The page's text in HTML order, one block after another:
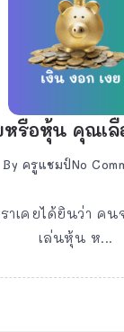
หรือหุ้น คุณเลื
By ครูแชมป์ No
าเคยได้ยินว่า ค
เล่นหุ้น ห...